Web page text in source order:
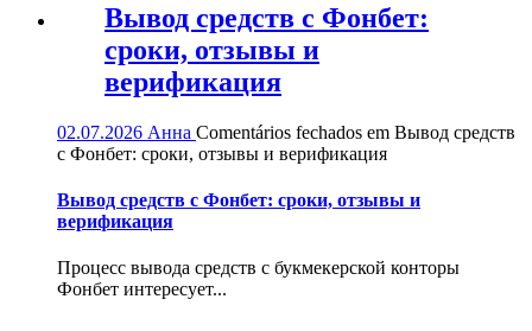
Вывод средств с Фонбет:
сроки, отзывы и
верификация
02.07.2026 Анна Comentários fechados em Вывод средств
с Фонбет: сроки, отзывы и верификация
Вывод средств с Фонбет: сроки, отзывы и
верификация
Процесс вывода средств с букмекерской конторы
Фонбет интересует...